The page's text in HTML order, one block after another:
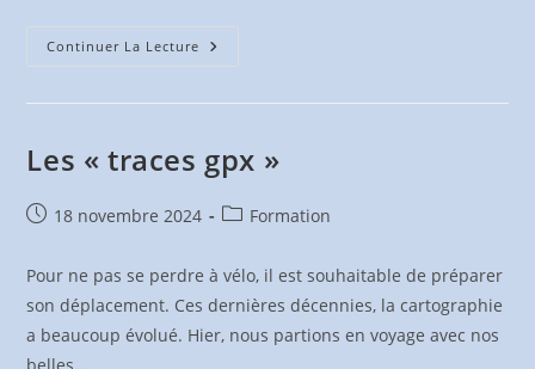
Continuer La Lecture Transfert
Gps
Les « traces gpx »
Publication
18 novembre 2024
PostFormation
Pour ne pas se perdre à vélo, il est souhaitable de préparer
son déplacement. Ces dernières décennies, la cartographie
a beaucoup évolué. Hier, nous partions en voyage avec nos